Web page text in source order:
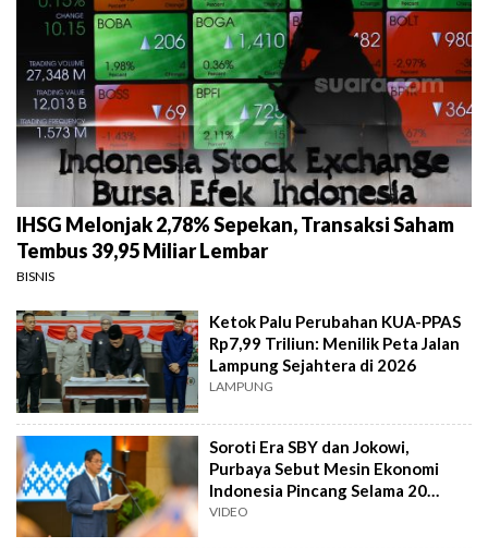
IHSG Melonjak 2,78% Sepekan, Transaksi Saham
Tembus 39,95 Miliar Lembar
BISNIS
Ketok Palu Perubahan KUA-PPAS
Rp7,99 Triliun: Menilik Peta Jalan
Lampung Sejahtera di 2026
LAMPUNG
Soroti Era SBY dan Jokowi,
Purbaya Sebut Mesin Ekonomi
Indonesia Pincang Selama 20
Tahun
VIDEO